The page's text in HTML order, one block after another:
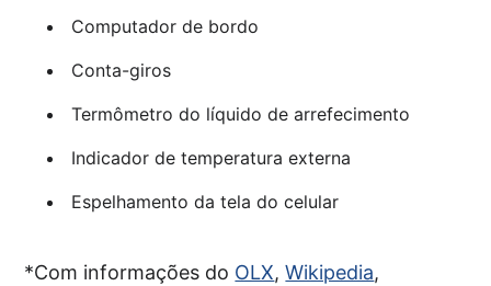
Computador de bordo
Conta-giros
Termômetro do líquido de arrefecimento
Indicador de temperatura externa
Espelhamento da tela do celular
*Com informações do OLX,Wikipedia,